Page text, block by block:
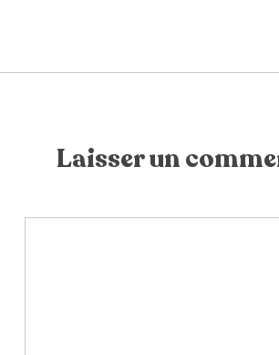
Laisser un